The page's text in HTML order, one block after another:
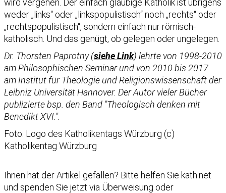
wird vergehen. Der einfach gläubige Katholik ist übrigens
weder „links“ oder „linkspopulistisch“ noch „rechts“ oder
„rechtspopulistisch“, sondern einfach nur römisch-
katholisch. Und das genügt, ob gelegen oder ungelegen.
Dr. Thorsten Paprotny (siehe Link) lehrte von 1998-2010
am Philosophischen Seminar und von 2010 bis 2017
am Institut für Theologie und Religionswissenschaft der
Leibniz Universität Hannover. Der Autor vieler Bücher
publizierte bsp. den Band "Theologisch denken mit
Benedikt XVI.".
Foto: Logo des Katholikentags Würzburg (c)
Katholikentag Würzburg
Ihnen hat der Artikel gefallen? Bitte helfen Sie kath.net
und spenden Sie jetzt via Überweisung oder